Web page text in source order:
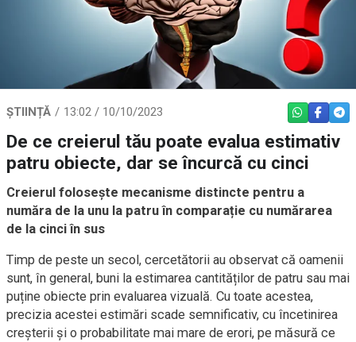
ȘTIINȚĂ 13:02 / 10/10/2023 WHATSAPP
De ce creierul tău poate evalua estimativ
patru obiecte, dar se încurcă cu cinci
Creierul folosește mecanisme distincte pentru a
număra de la unu la patru în comparație cu numărarea
de la cinci în sus
Timp de peste un secol, cercetătorii au observat că oamenii
sunt, în general, buni la estimarea cantităților de patru sau mai
puține obiecte prin evaluarea vizuală. Cu toate acestea,
precizia acestei estimări scade semnificativ, cu încetinirea
creșterii și o probabilitate mai mare de erori, pe măsură ce